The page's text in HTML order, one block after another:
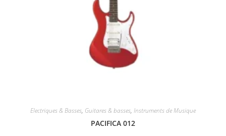
Electriques & Basses, Guitares & basses, Instruments de Musique
PACIFICA 012